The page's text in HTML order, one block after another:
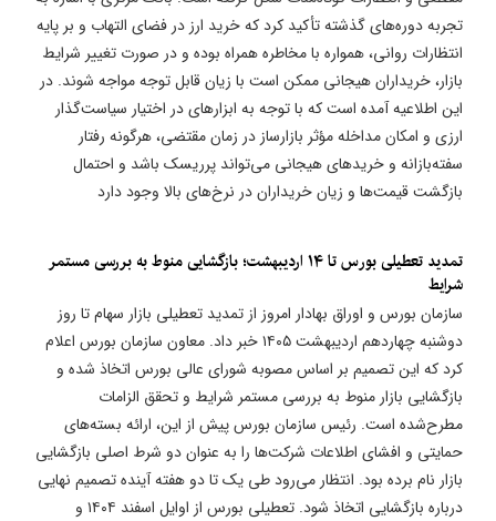
تجربه دوره‌های گذشته تأکید کرد که خرید ارز در فضای التهاب و بر پایه
انتظارات روانی، همواره با مخاطره همراه بوده و در صورت تغییر شرایط
بازار، خریداران هیجانی ممکن است با زیان قابل توجه مواجه شوند. در
این اطلاعیه آمده است که با توجه به ابزارهای در اختیار سیاست‌گذار
ارزی و امکان مداخله مؤثر بازارساز در زمان مقتضی، هرگونه رفتار
سفته‌بازانه و خریدهای هیجانی می‌تواند پرریسک باشد و احتمال
بازگشت قیمت‌ها و زیان خریداران در نرخ‌های بالا وجود دارد
تمدید تعطیلی بورس تا ۱۴ اردیبهشت؛ بازگشایی منوط به بررسی مستمر
شرایط
سازمان بورس و اوراق بهادار امروز از تمدید تعطیلی بازار سهام تا روز
دوشنبه چهاردهم اردیبهشت ۱۴۰۵ خبر داد. معاون سازمان بورس اعلام
کرد که این تصمیم بر اساس مصوبه شورای عالی بورس اتخاذ شده و
بازگشایی بازار منوط به بررسی مستمر شرایط و تحقق الزامات
مطرح‌شده است. رئیس سازمان بورس پیش از این، ارائه بسته‌های
حمایتی و افشای اطلاعات شرکت‌ها را به عنوان دو شرط اصلی بازگشایی
بازار نام برده بود. انتظار می‌رود طی یک تا دو هفته آینده تصمیم نهایی
درباره بازگشایی اتخاذ شود. تعطیلی بورس از اوایل اسفند ۱۴۰۴ و